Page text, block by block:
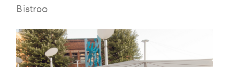
Bistroo